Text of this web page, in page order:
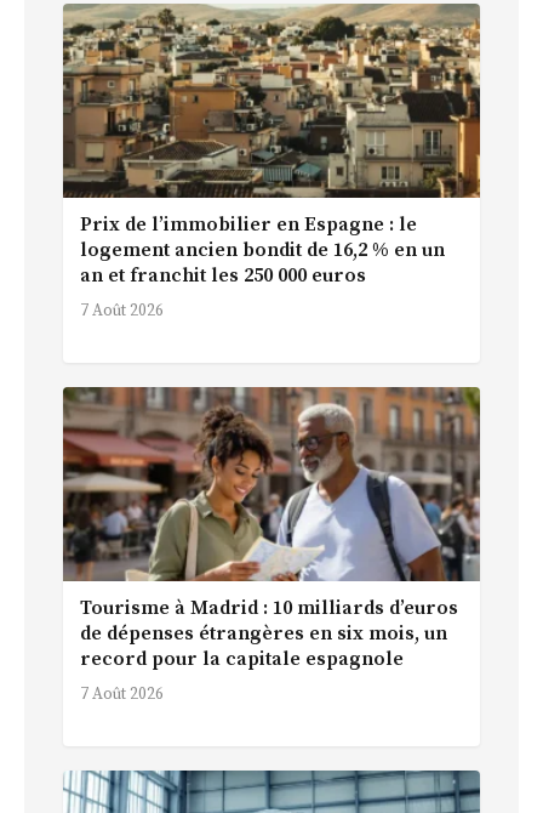
Prix de l’immobilier en Espagne : le
logement ancien bondit de 16,2 % en un
an et franchit les 250 000 euros
7 Août 2026
Tourisme à Madrid : 10 milliards d’euros
de dépenses étrangères en six mois, un
record pour la capitale espagnole
7 Août 2026